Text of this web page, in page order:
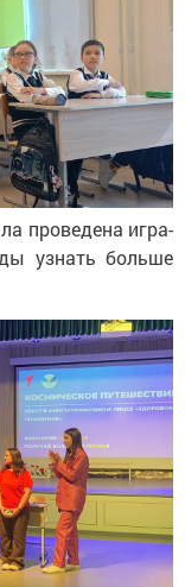
проведена игра-
узнать больше